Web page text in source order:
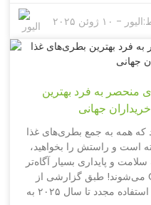
از تحقیق و توسعه گرفته تا
ظروف نوشیدنی فضای باز
تمرکز دارد، برای خود نامی دست و پا کرده‌اند. آنها بیش از ۳۵۰ قلم
از جمله بطری‌های آب
مد روز. Toptrue واقعاً می‌داند که سلیقه مصرف‌کننده چگونه در
تا آنچه مردم می‌خواهند
کنید. استفاده حداکثری از این
الیور - ۱۰ ژوئن ۲۰۲۵
منحصر به فرد بهترین
جهانی
که همه به جمع بطری‌های غذا
است و راستش را بخواهید،
و پایداری بسیار آگاه‌تر
می‌شوند! طبق گزارشی از Grand View Research، انتظار
می‌رود بازار جهانی بطری‌های قابل استفاده مجدد تا سال ۲۰۲۵ به